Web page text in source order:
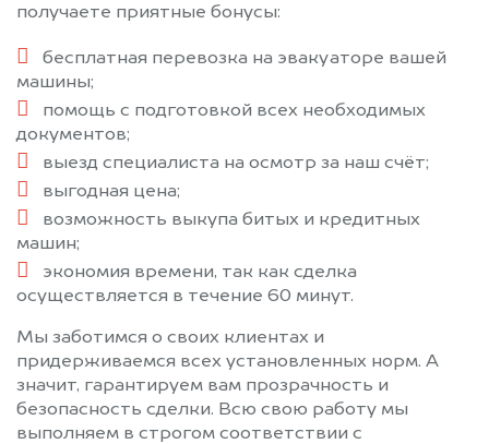
получаете приятные бонусы:
бесплатная перевозка на эвакуаторе вашей
машины;
помощь с подготовкой всех необходимых
документов;
выезд специалиста на осмотр за наш счёт;
выгодная цена;
возможность выкупа битых и кредитных
машин;
экономия времени, так как сделка
осуществляется в течение 60 минут.
Мы заботимся о своих клиентах и
придерживаемся всех установленных норм. А
значит, гарантируем вам прозрачность и
безопасность сделки. Всю свою работу мы
выполняем в строгом соответствии с